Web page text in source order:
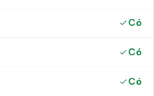
Có
Có
Có